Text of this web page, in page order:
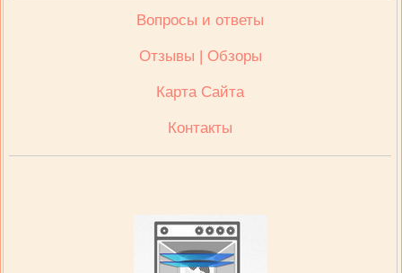
Вопросы и ответы
Отзывы | Обзоры
Карта Сайта
Контакты